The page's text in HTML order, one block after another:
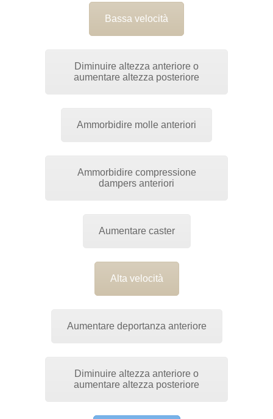
Bassa velocità
Diminuire altezza anteriore o
aumentare altezza posteriore
Ammorbidire molle anteriori
Ammorbidire compressione
dampers anteriori
Aumentare caster
Alta velocità
Aumentare deportanza anteriore
Diminuire altezza anteriore o
aumentare altezza posteriore